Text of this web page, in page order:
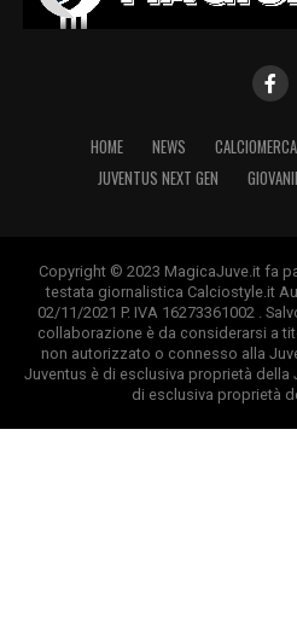
HOME NEWS
JUVENTUS NEXT GEN
Copyright © 2023 MagicaJuve.it fa
testata giornalistica Calciostyle.it
02/11/2021 P. IVA 16273361002 .
collaborazione è da considerarsi a
non autorizzato o connesso alla
Juventus è di esclusiva proprietà della
di esclusiva proprietà